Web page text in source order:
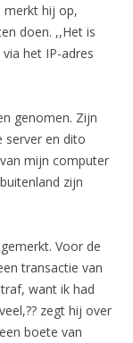
merkt hij op,
doen. ,,Het is
het IP-adres
genomen. Zijn
server en dito
mijn computer
zijn
Voor de
transactie van
want ik had
zegt hij over
boete van